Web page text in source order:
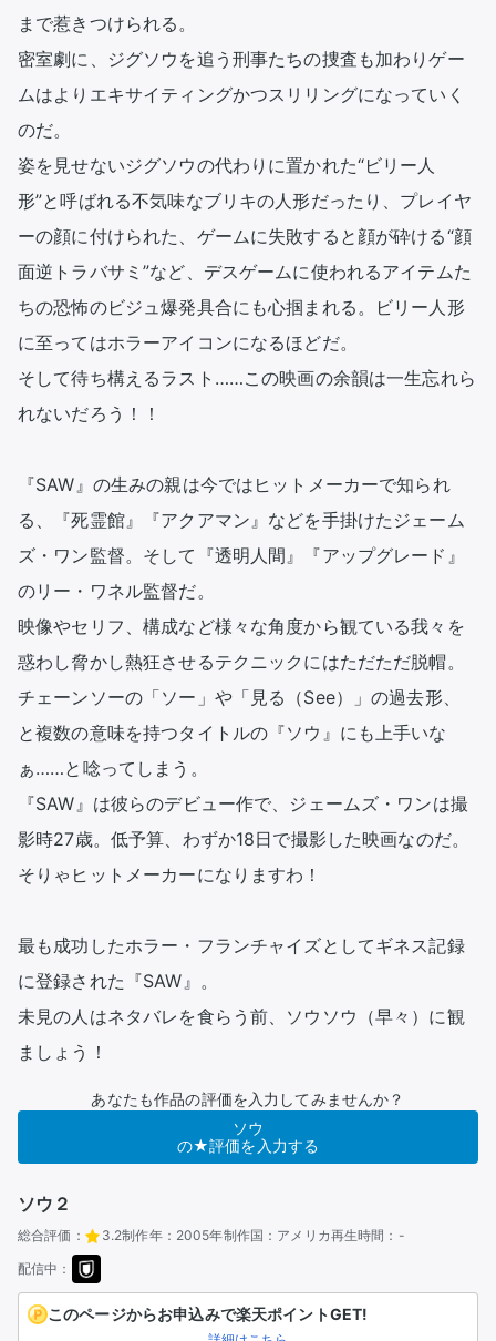
まで惹きつけられる。
密室劇に、ジグソウを追う刑事たちの捜査も加わりゲー
ムはよりエキサイティングかつスリリングになっていく
のだ。
姿を見せないジグソウの代わりに置かれた“ビリー人
形”と呼ばれる不気味なブリキの人形だったり、プレイヤ
ーの顔に付けられた、ゲームに失敗すると顔が砕ける“顔
面逆トラバサミ”など、デスゲームに使われるアイテムた
ちの恐怖のビジュ爆発具合にも心掴まれる。ビリー人形
に至ってはホラーアイコンになるほどだ。
そして待ち構えるラスト……この映画の余韻は一生忘れら
れないだろう！！
『SAW』の生みの親は今ではヒットメーカーで知られ
る、『死霊館』『アクアマン』などを手掛けたジェーム
ズ・ワン監督。そして『透明人間』『アップグレード』
のリー・ワネル監督だ。
映像やセリフ、構成など様々な角度から観ている我々を
惑わし脅かし熱狂させるテクニックにはただただ脱帽。
チェーンソーの「ソー」や「見る（See）」の過去形、
と複数の意味を持つタイトルの『ソウ』にも上手いな
ぁ……と唸ってしまう。
『SAW』は彼らのデビュー作で、ジェームズ・ワンは撮
影時27歳。低予算、わずか18日で撮影した映画なのだ。
そりゃヒットメーカーになりますわ！
最も成功したホラー・フランチャイズとしてギネス記録
に登録された『SAW』。
未見の人はネタバレを食らう前、ソウソウ（早々）に観
ましょう！
あなたも作品の評価を入力してみませんか？
ソウ
の★評価を入力する
ソウ２
総合評価： 3.2制作年： 2005年制作国： アメリカ再生時間： -
配信中：
このページからお申込みで楽天ポイントGET!